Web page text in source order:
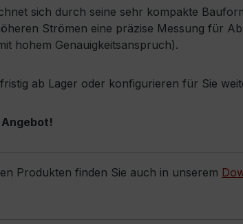
sich durch seine sehr kompakte
Strömen eine präzise Messung für
hohem Genauigkeitsanspruch).
ab Lager oder konfigurieren für Sie
Produkten finden Sie auch in unserem